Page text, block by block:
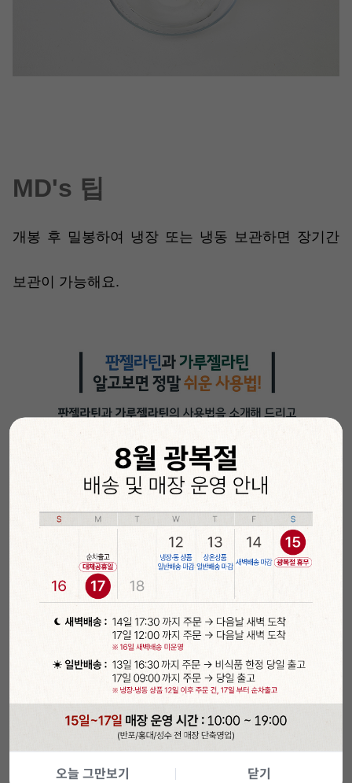
오늘 그만보기 닫기
MD's 팁
개봉 후 밀봉하여 냉장 또는 냉동 보관하면 장기간
보관이 가능해요.